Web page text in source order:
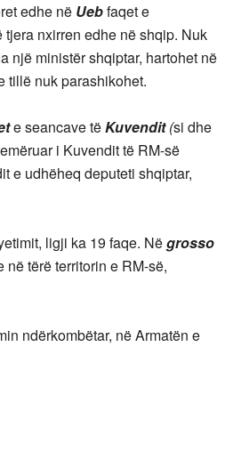
edhe në Uebfaqet e
nxirren edhe në shqip. Nuk
një ministër shqiptar, hartohet në
tillë nuk parashikohet.
e seancave tëKuvendit (si dhe
i Kuvendit të RM-së
e udhëheq deputeti shqiptar,
ligji ka 19 faqe. Nëgrosso
tërë territorin e RM-së,
ndërkombëtar, në Armatën e